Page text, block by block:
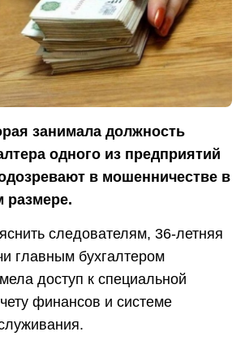
занимала должность
одного из предприятий
в мошенничестве в
размере.
следователям, 36-летняя
главным бухгалтером
доступ к специальной
финансов и системе